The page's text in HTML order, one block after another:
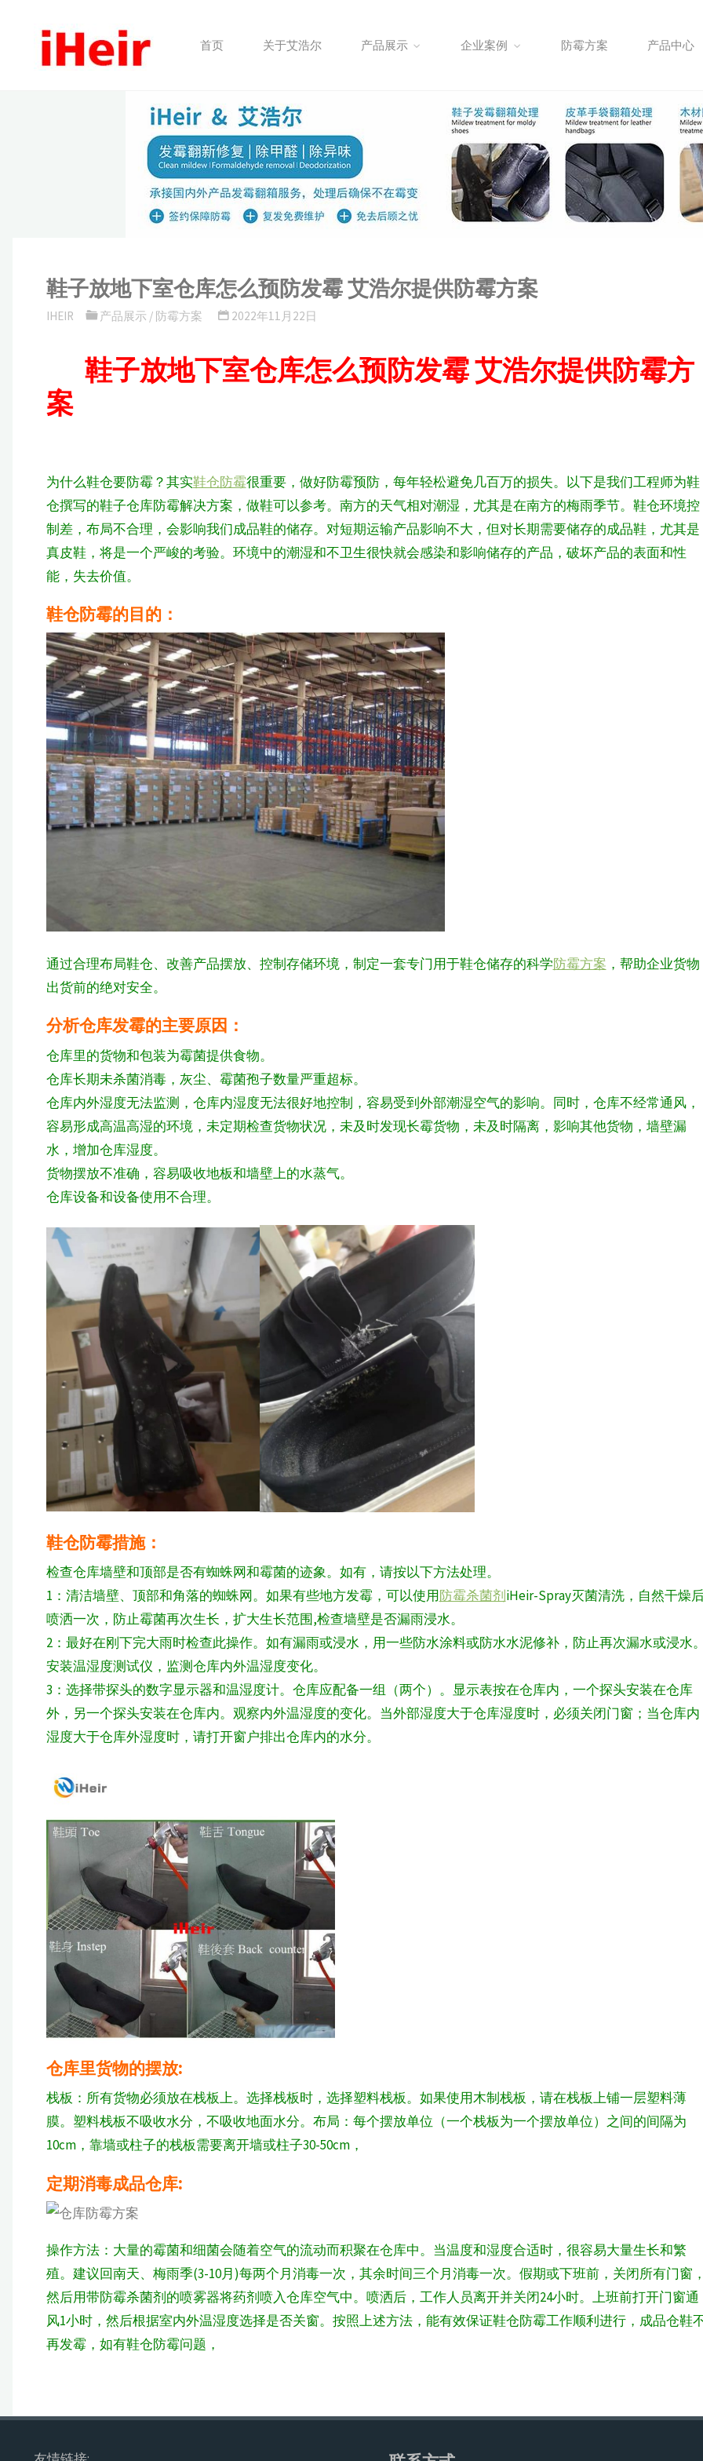
首页 关于艾浩尔 产品展示 企业案例 防霉方案 产品中心
鞋子放地下室仓库怎么预防发霉 艾浩尔提供防霉方案
IHEIR 产品展示 / 防霉方案 2022年11月22日
鞋子放地下室仓库怎么预防发霉 艾浩尔提供防霉方
案
为什么鞋仓要防霉？其实鞋仓防霉很重要，做好防霉预防，每年轻松避免几百万的损失。以下是我们工程师为鞋
仓撰写的鞋子仓库防霉解决方案，做鞋可以参考。 南方的天气相对潮湿，尤其是在南方的梅雨季节。鞋仓环境控
制差，布局不合理，会影响我们成品鞋的储存。对短期运输产品影响不大，但对长期需要储存的成品鞋，尤其是
真皮鞋，将是一个严峻的考验。环境中的潮湿和不卫生很快就会感染和影响储存的产品，破坏产品的表面和性
能，失去价值。
鞋仓防霉的目的：
通过合理布局鞋仓、改善产品摆放、控制存储环境，制定一套专门用于鞋仓储存的科学防霉方案 ，帮助企业货物
出货前的绝对安全。
分析仓库发霉的主要原因：
仓库里的货物和包装为霉菌提供食物。
仓库长期未杀菌消毒，灰尘、霉菌孢子数量严重超标。
仓库内外湿度无法监测，仓库内湿度无法很好地控制，容易受到外部潮湿空气的影响。同时，仓库不经常通风，
容易形成高温高湿的环境，未定期检查货物状况，未及时发现长霉货物，未及时隔离，影响其他货物，墙壁漏
水，增加仓库湿度。
货物摆放不准确，容易吸收地板和墙壁上的水蒸气。
仓库设备和设备使用不合理。
鞋仓防霉措施：
检查仓库墙壁和顶部是否有蜘蛛网和霉菌的迹象。如有，请按以下方法处理。
1：清洁墙壁、顶部和角落的蜘蛛网。如果有些地方发霉，可以使用防霉杀菌剂iHeir-Spray灭菌清洗，自然干燥
喷洒一次，防止霉菌再次生长，扩大生长范围,检查墙壁是否漏雨浸水。
2：最好在刚下完大雨时检查此操作。如有漏雨或浸水，用一些防水涂料或防水水泥修补，防止再次漏水或浸水
安装温湿度测试仪，监测仓库内外温湿度变化。
3：选择带探头的数字显示器和温湿度计。仓库应配备一组（两个）。显示表按在仓库内，一个探头安装在仓库
外，另一个探头安装在仓库内。观察内外温湿度的变化。当外部湿度大于仓库湿度时，必须关闭门窗；当仓库内
湿度大于仓库外湿度时，请打开窗户排出仓库内的水分。
仓库里货物的摆放:
栈板：所有货物必须放在栈板上。选择栈板时，选择塑料栈板。如果使用木制栈板，请在栈板上铺一层塑料薄
膜。塑料栈板不吸收水分，不吸收地面水分。布局：每个摆放单位（一个栈板为一个摆放单位）之间的间隔为
10cm，靠墙或柱子的栈板需要离开墙或柱子30-50cm，
定期消毒成品仓库:
操作方法：大量的霉菌和细菌会随着空气的流动而积聚在仓库中。当温度和湿度合适时，很容易大量生长和繁
殖。建议回南天、梅雨季(3-10月)每两个月消毒一次，其余时间三个月消毒一次。假期或下班前，关闭所有门窗
然后用带防霉杀菌剂的喷雾器将药剂喷入仓库空气中。喷洒后，工作人员离开并关闭24小时。上班前打开门窗通
风1小时，然后根据室内外温湿度选择是否关窗。按照上述方法，能有效保证鞋仓防霉工作顺利进行，成品仓鞋
再发霉，如有鞋仓防霉问题，